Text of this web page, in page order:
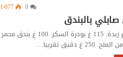
1٬077
بالبندق
المقادير: 250 غ زبدة. 115 غ بودرة السكر. 100 غ بندق محمر
دقيق تقريبا…